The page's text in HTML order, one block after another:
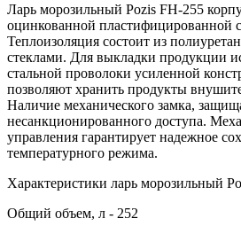
Ларь морозильный Pozis FH-255
оцинкованной пластифицированной
Теплоизоляция состоит из
стеклами. Для выкладки продукции
стальной проволоки усиленной
позволяют хранить продукты
Наличие механического замка,
несанкционированного доступа.
управления гарантирует надежное
температурного режима.
Характеристики ларь морозильный
Общий объем, л - 252